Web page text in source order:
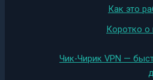
Как это
Коротко о
Чик-Чирик VPN —